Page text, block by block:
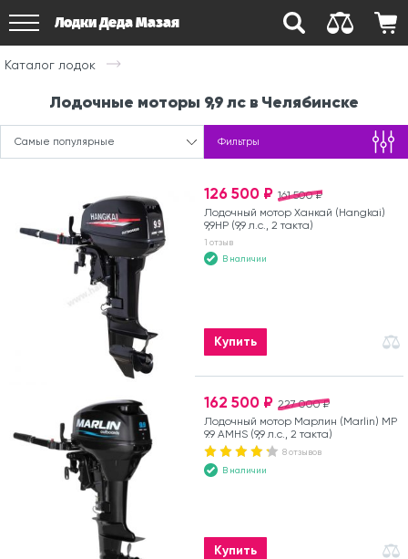
Лодки Деда Мазая
Каталог лодок
Лодочные моторы 9,9 лс в Челябинске
Самые популярные Фильтры
161 500 ₽
126 500 ₽
Лодочный мотор Ханкай (Hangkai)
9,9HP (9,9 л.с., 2 такта)
1 отзыв
В наличии
Купить
227 000 ₽
162 500 ₽
Лодочный мотор Марлин (Marlin) MP
9.9 AMHS (9,9 л.с., 2 такта)
8 отзывов
В наличии
Купить